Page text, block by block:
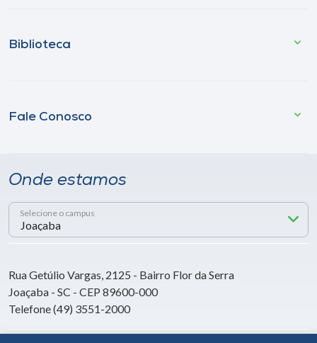
Biblioteca
Fale Conosco
Onde estamos
Selecione o campus
Rua Getúlio Vargas, 2125 - Bairro Flor da Serra
Joaçaba - SC - CEP 89600-000
Telefone (49) 3551-2000